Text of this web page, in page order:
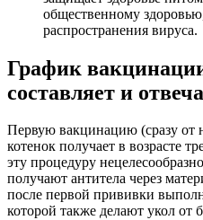
общественному
распространения вируса.
График
составляет и
Первую вакцинацию (сразу от
котенок получает в возрасте
эту процедуру
получают антитела через
после первой прививки
которой также делают укол от